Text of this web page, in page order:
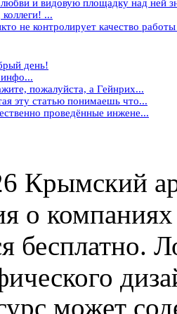
и видовую площадку над ней
...
не контролирует качество
день!
пожалуйста, а Гейнрих...
эту статью понимаешь что...
проведённые инжене...
Крымский
о компаниях
бесплатно.
может